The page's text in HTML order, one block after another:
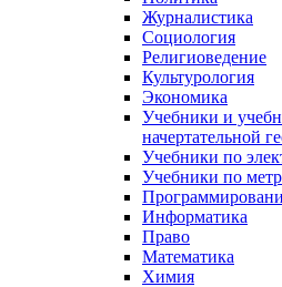
Журналистика
Социология
Религиоведение
Культурология
Экономика
Учебники и
начертательной
Учебники по
Учебники по
Информатика
Право
Математика
Химия